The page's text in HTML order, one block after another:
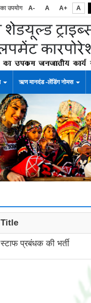
उपयोग A- A A+ A
ऋण मानदंड -लेंडिंग नोमस
Title
स्टाफ प्रबंधक की भर्ती